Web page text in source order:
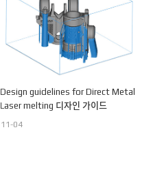
Design guidelines for Direct Metal
Laser melting 디자인 가이드
11-04